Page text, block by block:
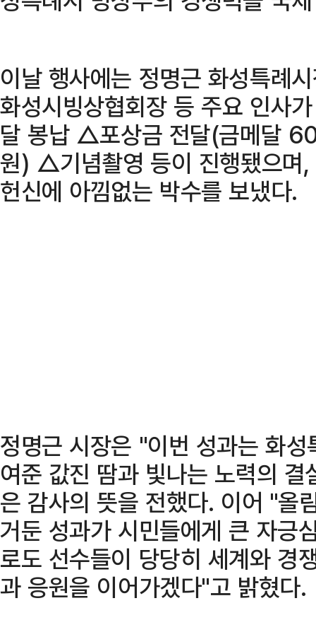
이날 행사에는 정명근 화성특례
화성시빙상협회장 등 주요 인사
달 봉납 △포상금 전달(금메달
원) △기념촬영 등이 진행됐으며,
헌신에 아낌없는 박수를 보냈다.
정명근 시장은 "이번 성과는 화
여준 값진 땀과 빛나는 노력의
은 감사의 뜻을 전했다. 이어 "올
거둔 성과가 시민들에게 큰 자긍
로도 선수들이 당당히 세계와 경
과 응원을 이어가겠다"고 밝혔다.